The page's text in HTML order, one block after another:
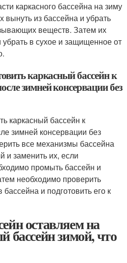
каркасного бассейна на зиму
вынуть из бассейна и убрать
веществ. Затем их
в сухое и защищенное от
каркасный бассейн к
зимней консервации без
каркасный бассейн к
зимней консервации без
все механизмы бассейна
и заменить их, если
промыть бассейн и
необходимо проверить
и подготовить его к
оставляем на
бассейн зимой, что